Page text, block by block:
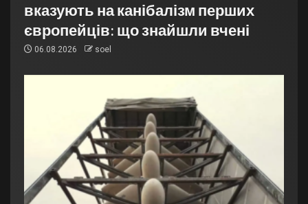
вказують на канібалізм перших
європейців: що знайшли вчені
06.08.2026 soel